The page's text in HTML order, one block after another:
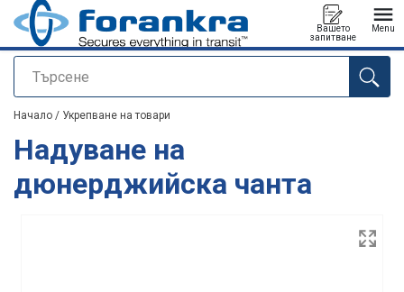
Търсене
Вашето
запитване
Menu
е добавен към вашето запитване
Начало / Укрепване на товари
Надуване на
дюнерджийска чанта